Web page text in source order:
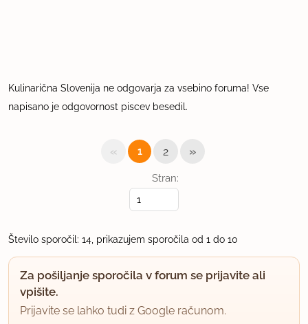
Kulinarična Slovenija ne odgovarja za vsebino foruma! Vse
napisano je odgovornost piscev besedil.
Stran:
« 1 2 »
Število sporočil: 14, prikazujem sporočila od 1 do 10
Za pošiljanje sporočila v forum se prijavite ali
vpišite.
Prijavite se lahko tudi z Google računom.